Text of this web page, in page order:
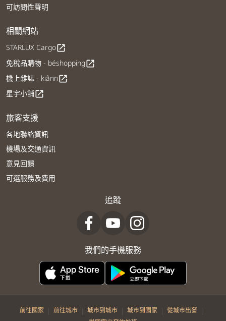
可訪問性聲明
相關網站
STARLUX Cargoopen_in_new
免稅品購物 - béshoppingopen_in_new
機上雜誌 - kiânnopen_in_new
星宇小舖open_in_new
旅客支援
各地聯絡資訊
機場及交通資訊
意見回饋
可選服務及費用
追蹤
我們的手機服務
前往國家 | 前往城市 | 城市到城市 | 城市到國家 | 從城市出發 |